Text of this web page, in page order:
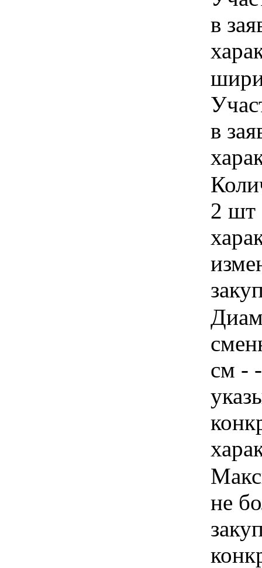
в
в
2 шт
см -
не